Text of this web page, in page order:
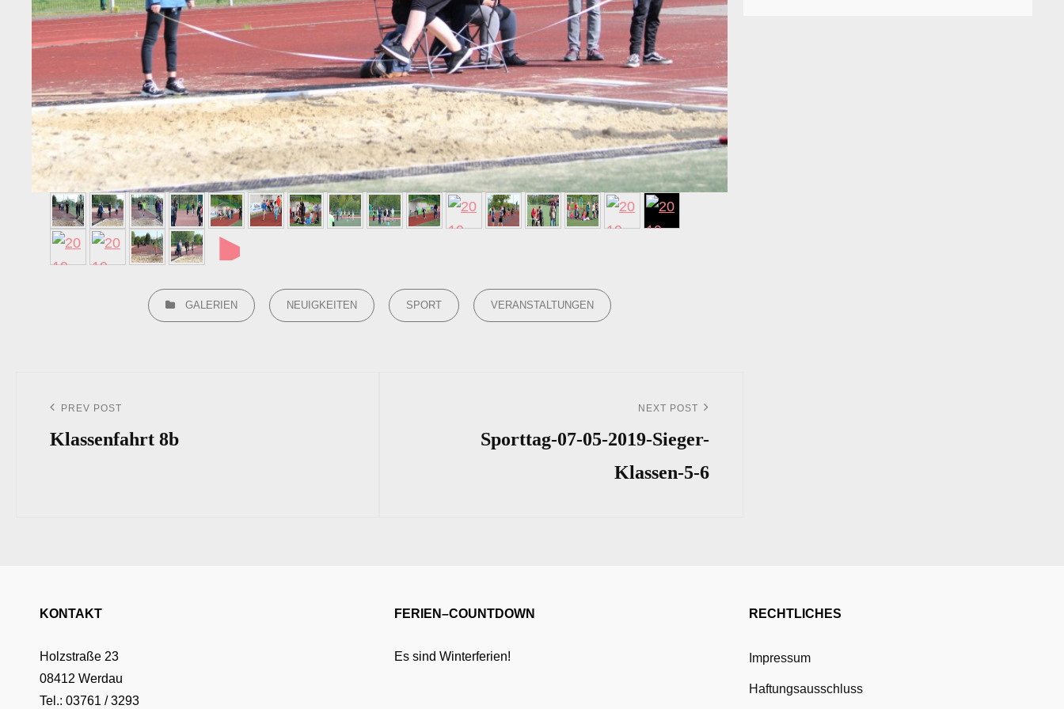
►
CATEGORIES
GALERIEN NEUIGKEITEN SPORT VERANSTALTUNGEN
Navigation
Previous
Post
PREV POST
Klassenfahrt 8b
NEXT POST
Sporttag-07-05-2019-Sieger-
Klassen-5-6
KONTAKT
Holzstraße 23
08412 Werdau
Tel.: 03761 / 3293
FERIEN–COUNTDOWN
Es sind Winterferien!
RECHTLICHES
Impressum
Haftungsausschluss